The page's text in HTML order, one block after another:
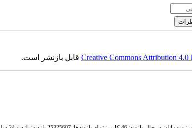
Creative Commons Attribution 4.0قابل بازنشر است.